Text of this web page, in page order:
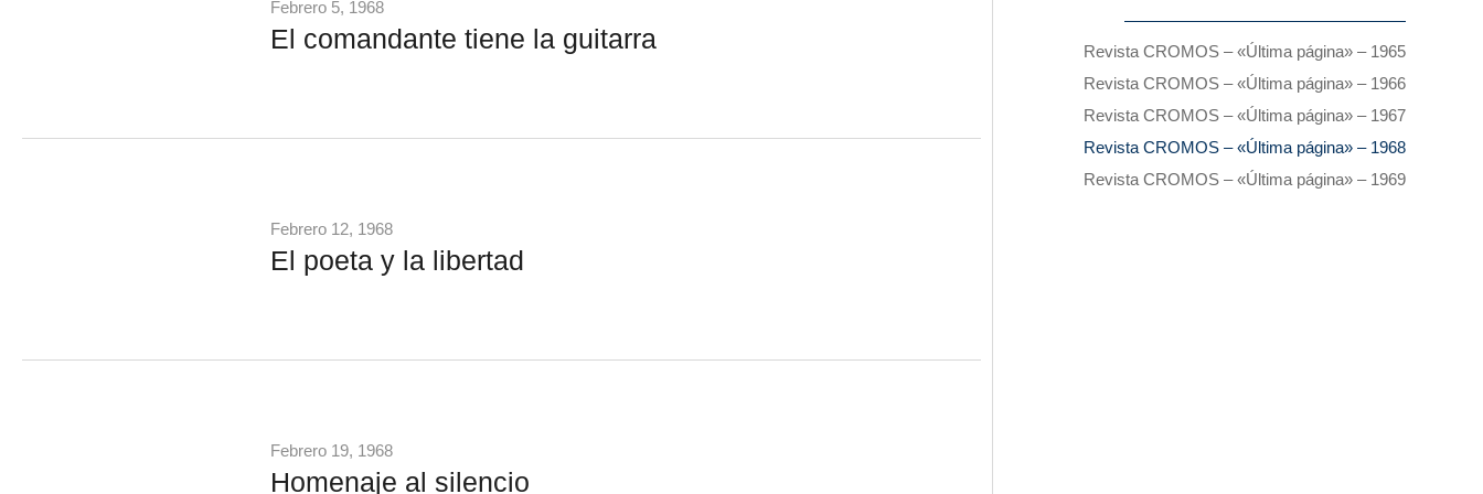
Febrero 5, 1968
El comandante tiene la guitarra
Febrero 12, 1968
El poeta y la libertad
Febrero 19, 1968
Homenaje al silencio
Revista CROMOS – «Última página» – 1965
Revista CROMOS – «Última página» – 1966
Revista CROMOS – «Última página» – 1967
Revista CROMOS – «Última página» – 1968
Revista CROMOS – «Última página» – 1969